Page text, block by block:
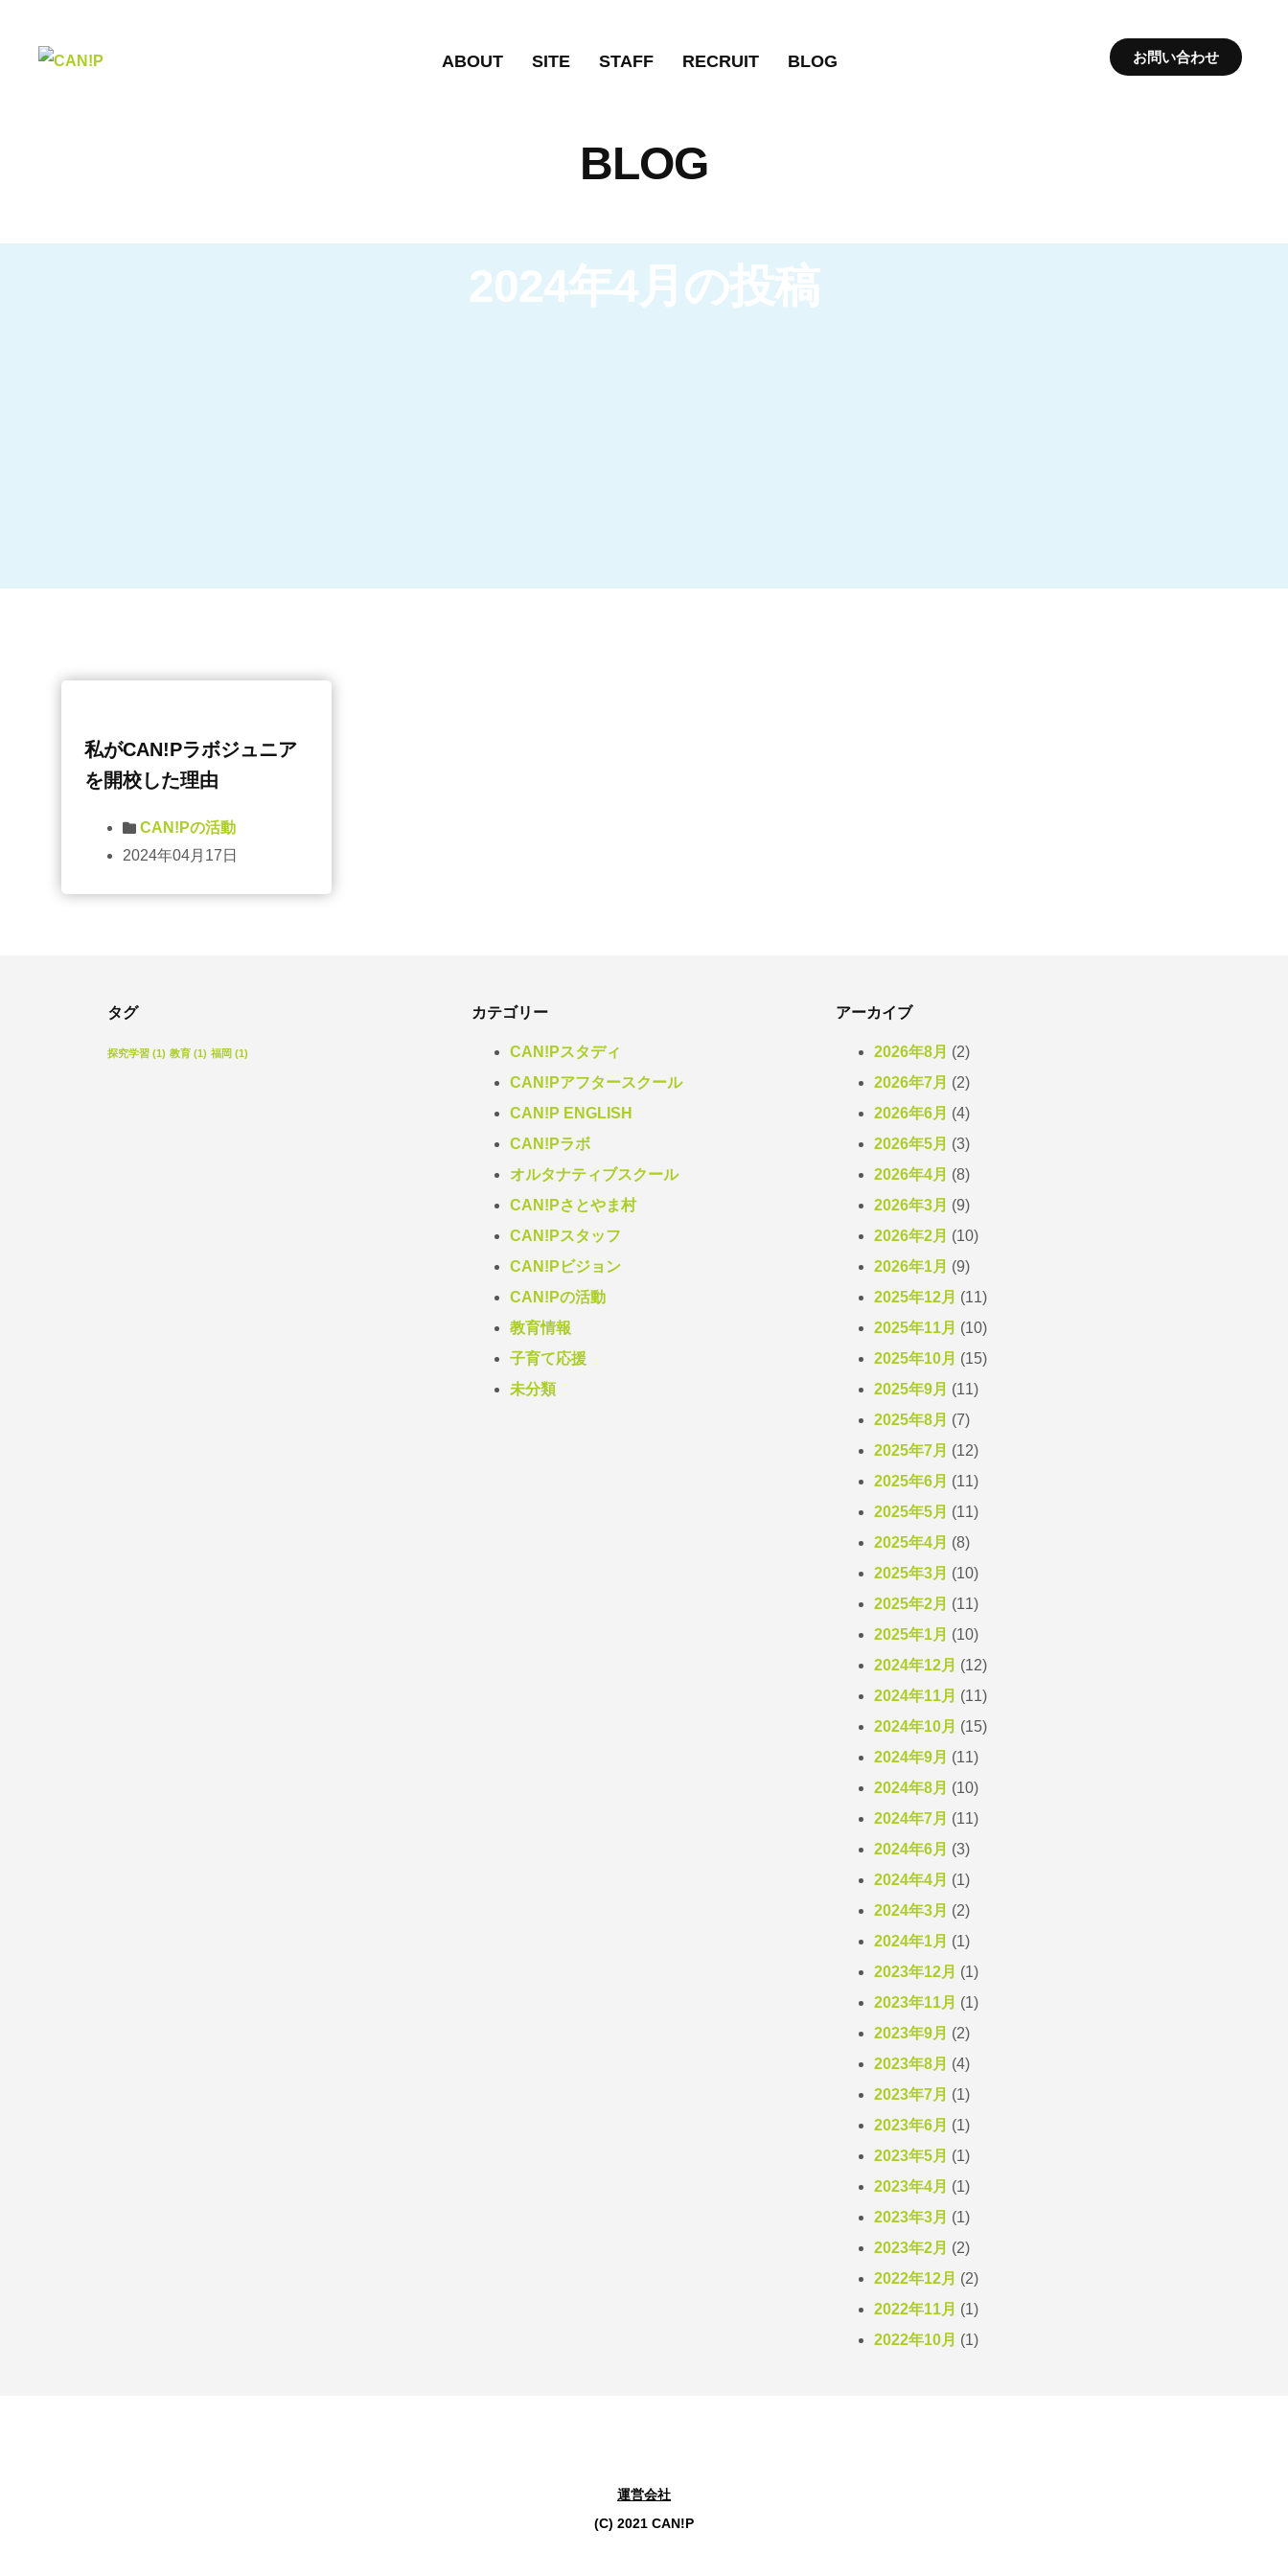
ABOUT SITE STAFF RECRUIT BLOG お問い合わせ
BLOG
2024年4月の投稿
私がCAN!Pラボジュニア
を開校した理由
CAN!Pの活動
2024年04月17日
タグ
探究学習 (1) 教育 (1) 福岡 (1)
カテゴリー
CAN!Pスタディ
CAN!Pアフタースクール
CAN!P ENGLISH
CAN!Pラボ
オルタナティブスクール
CAN!Pさとやま村
CAN!Pスタッフ
CAN!Pビジョン
CAN!Pの活動
教育情報
子育て応援
未分類
アーカイブ
2026年8月 (2)
2026年7月 (2)
2026年6月 (4)
2026年5月 (3)
2026年4月 (8)
2026年3月 (9)
2026年2月 (10)
2026年1月 (9)
2025年12月 (11)
2025年11月 (10)
2025年10月 (15)
2025年9月 (11)
2025年8月 (7)
2025年7月 (12)
2025年6月 (11)
2025年5月 (11)
2025年4月 (8)
2025年3月 (10)
2025年2月 (11)
2025年1月 (10)
2024年12月 (12)
2024年11月 (11)
2024年10月 (15)
2024年9月 (11)
2024年8月 (10)
2024年7月 (11)
2024年6月 (3)
2024年4月 (1)
2024年3月 (2)
2024年1月 (1)
2023年12月 (1)
2023年11月 (1)
2023年9月 (2)
2023年8月 (4)
2023年7月 (1)
2023年6月 (1)
2023年5月 (1)
2023年4月 (1)
2023年3月 (1)
2023年2月 (2)
2022年12月 (2)
2022年11月 (1)
2022年10月 (1)
運営会社
(C) 2021 CAN!P